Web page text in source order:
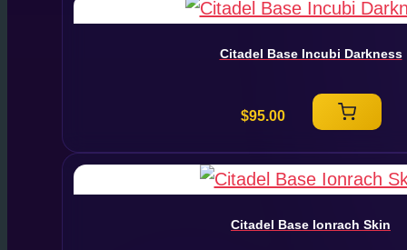
Citadel Base Incubi Darkness
$95.00
Citadel Base Ionrach Skin